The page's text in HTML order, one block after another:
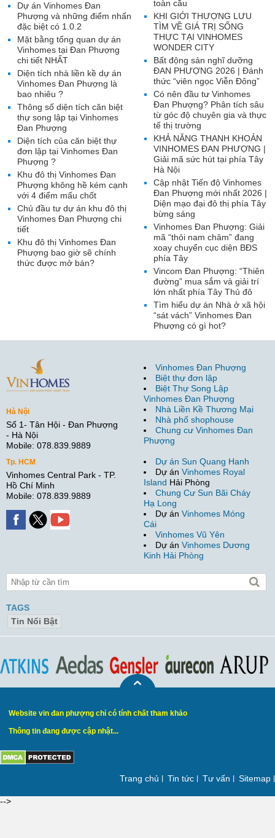
toàn cầu
KHI GIỚI THƯỢNG LƯU
TÌM VỀ GIÁ TRỊ SỐNG
THỰC TẠI VINHOMES
WONDER CITY
Bất động sản nghĩ dưỡng
ĐAN PHƯỢNG 2026 | Đánh
thức “viên ngọc Viễn Đông”
Có nên đầu tư Vinhomes
Đan Phượng? Phân tích sâu
từ góc độ chuyên gia và thực
tế thị trường
KHẢ NĂNG THANH KHOẢN
VINHOMES ĐAN PHƯỢNG |
Giải mã sức hút tại phía Tây
Hà Nội
Cập nhật Tiến độ Vinhomes
Đan Phượng mới nhất 2026 |
Diện mạo đại đô thị phía Tây
bừng sáng
Vinhomes Đan Phượng: Giải
mã “thỏi nam châm” đang
xoay chuyển cục diện BĐS
phía Tây
Vincom Đan Phượng: “Thiên
đường” mua sắm và giải trí
lớn nhất phía Tây Thủ đô
Tìm hiểu dự án Nhà ở xã hội
“sát vách” Vinhomes Đan
Phượng có gì hot?
Dự án Vinhomes Đan
Phượng và những điểm nhấn
đặc biệt có 1.0.2
Mặt bằng tổng quan dự án
Vinhomes tại Đan Phượng
chi tiết NHẤT
Diện tích nhà liền kề dự án
Vinhomes Đan Phượng là
bao nhiêu ?
Thông số diện tích căn biệt
thự song lập tại Vinhomes
Đan Phượng
Diện tích của căn biệt thự
đơn lập tại Vinhomes Đan
Phượng ?
Khu đô thị Vinhomes Đan
Phượng không hề kém cạnh
với 4 điểm mấu chốt
Chủ đầu tư dự án khu đô thị
Vinhomes Đan Phượng chi
tiết
Khu đô thị Vinhomes Đan
Phượng bao giờ sẽ chính
thức được mở bán?
Hà Nội
Số 1- Tân Hội - Đan Phượng
- Hà Nội
Mobile: 078.839.9889
Tp. HCM
Vinhomes Central Park - TP.
Hồ Chí Minh
Mobile: 078.839.9889
Vinhomes Đan Phượng
Biệt thự đơn lập
Biệt Thự Song Lập
Vinhomes Đan Phượng
Nhà Liền Kề Thương Mại
Nhà phố shophouse
Chung cư Vinhomes Đan
Phượng
Dự án Sun Quang Hanh
Dự án Vinhomes Royal
Island Hải Phòng
Chung Cư Sun Bãi Cháy
Hạ Long
Dự án Vinhomes Móng
Cái
Vinhomes Vũ Yên
Dự án Vinhomes Dương
Kinh Hải Phòng
TAGS
Tin Nổi Bật
Website vin đan phượng chỉ có tính chất tham khảo
Thông tin đang được cập nhật...
Trang chủ Tin tức Tư vấn Sitemap
-->